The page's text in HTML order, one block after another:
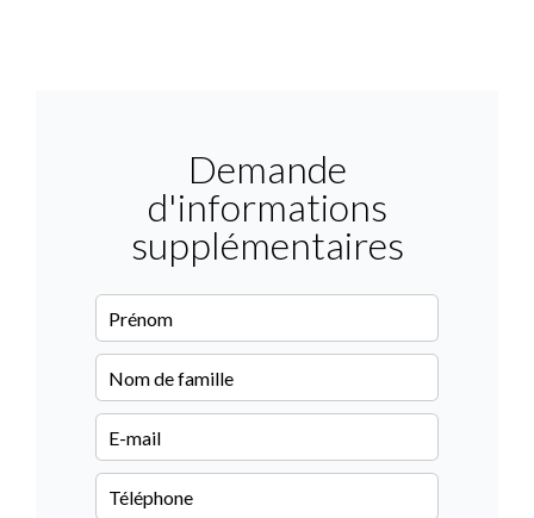
Demande
d'informations
supplémentaires